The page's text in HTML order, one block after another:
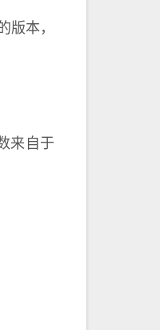
版本，
来自于